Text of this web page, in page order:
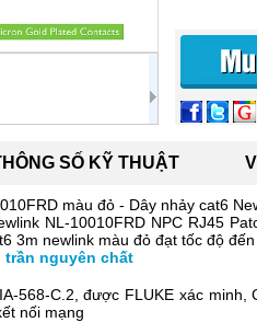
SỐ KỸ THUẬT
màu đỏ - Dây nhảy cat6
NL-10010FRD NPC RJ45
3m newlink màu đỏ đạt tốc độ
trần nguyên chất
568-C.2, được FLUKE xác
nối mạng